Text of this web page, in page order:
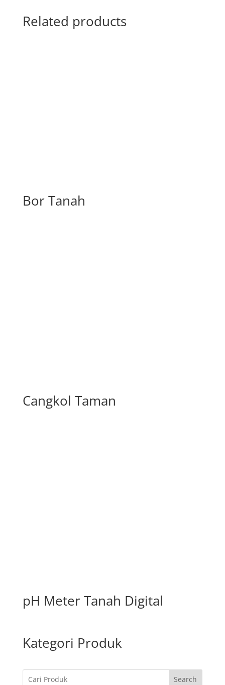
Related products
Bor Tanah
Cangkol Taman
pH Meter Tanah Digital
Kategori Produk
Search